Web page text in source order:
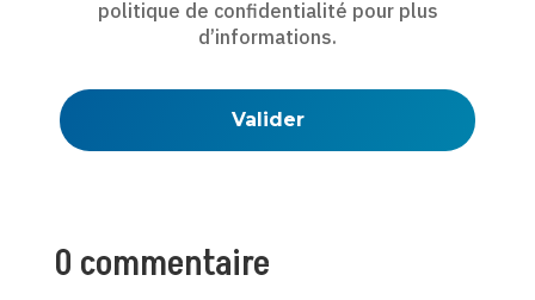
politique de confidentialité pour plus
d’informations.
0 commentaire